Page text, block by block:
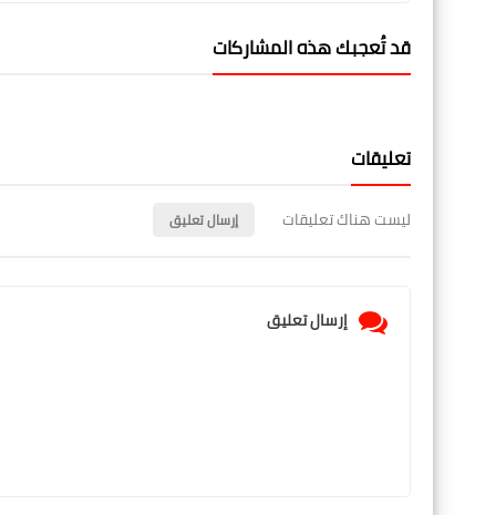
قد تُعجبك هذه المشاركات
تعليقات
ليست هناك تعليقات إرسال تعليق
إرسال تعليق